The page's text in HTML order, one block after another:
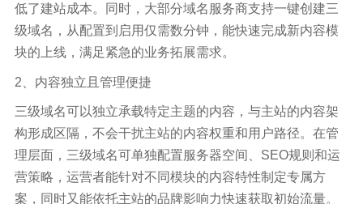
低了建站成本。同时，大部分域名服务商支持一键创建三
级域名，从配置到启用仅需数分钟，能快速完成新内容模
块的上线，满足紧急的业务拓展需求。
2、内容独立且管理便捷
三级域名可以独立承载特定主题的内容，与主站的内容架
构形成区隔，不会干扰主站的内容权重和用户路径。在管
理层面，三级域名可单独配置服务器空间、SEO规则和运
营策略，运营者能针对不同模块的内容特性制定专属方
案，同时又能依托主站的品牌影响力快速获取初始流量。